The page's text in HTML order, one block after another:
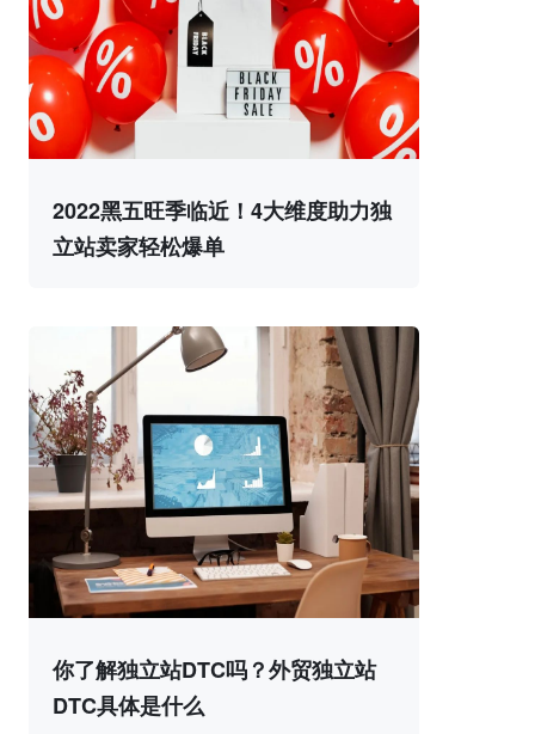
2022黑五旺季临近！4大维度助力独
立站卖家轻松爆单
你了解独立站DTC吗？外贸独立站
DTC具体是什么